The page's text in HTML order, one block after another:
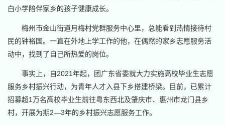
白小学陪伴家乡的孩子健康成长。
梅州市金山街道月梅村党群服务中心里，总能看到热情接待村
民的钟裕国。一直在外地上学工作的他，在偶然的家乡志愿服务活
动中，找到了自己所热爱的岗位。
事实上，自2021年起，团广东省委就大力实施高校毕业生志愿
服务乡村振兴行动，为青年人才入县下乡搭建桥梁。目前，已累计
招募超1万名高校毕业生前往粤东西北及肇庆市、惠州市龙门县乡
村，开展为期2—3年的乡村振兴志愿服务工作。